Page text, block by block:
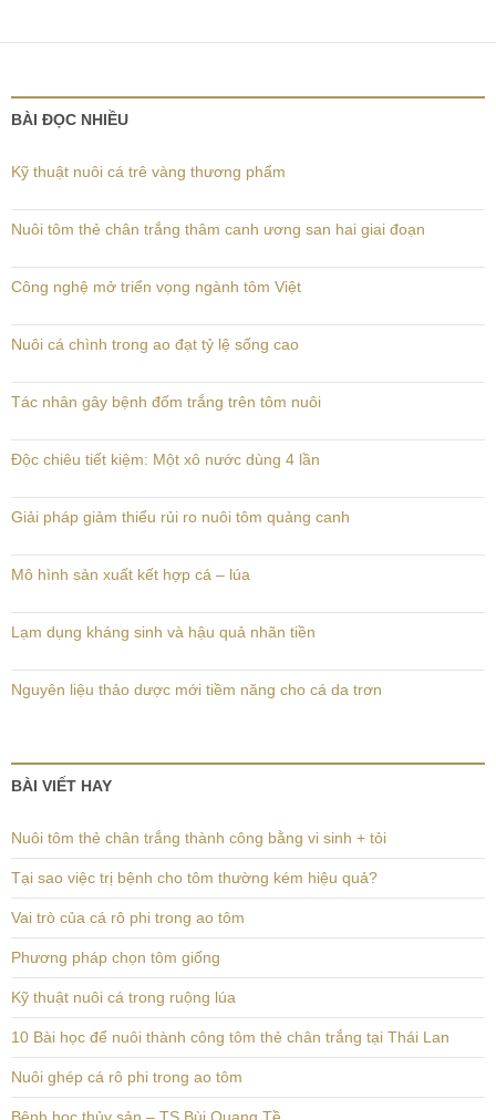
BÀI ĐỌC NHIỀU
Kỹ thuật nuôi cá trê vàng thương phẩm
Nuôi tôm thẻ chân trắng thâm canh ương san hai giai đoạn
Công nghệ mở triển vọng ngành tôm Việt
Nuôi cá chình trong ao đạt tỷ lệ sống cao
Tác nhân gây bệnh đốm trắng trên tôm nuôi
Độc chiêu tiết kiệm: Một xô nước dùng 4 lần
Giải pháp giảm thiểu rủi ro nuôi tôm quảng canh
Mô hình sản xuất kết hợp cá – lúa
Lạm dụng kháng sinh và hậu quả nhãn tiền
Nguyên liệu thảo dược mới tiềm năng cho cá da trơn
BÀI VIẾT HAY
Nuôi tôm thẻ chân trắng thành công bằng vi sinh + tỏi
Tại sao việc trị bệnh cho tôm thường kém hiệu quả?
Vai trò của cá rô phi trong ao tôm
Phương pháp chọn tôm giống
Kỹ thuật nuôi cá trong ruộng lúa
10 Bài học để nuôi thành công tôm thẻ chân trắng tại Thái Lan
Nuôi ghép cá rô phi trong ao tôm